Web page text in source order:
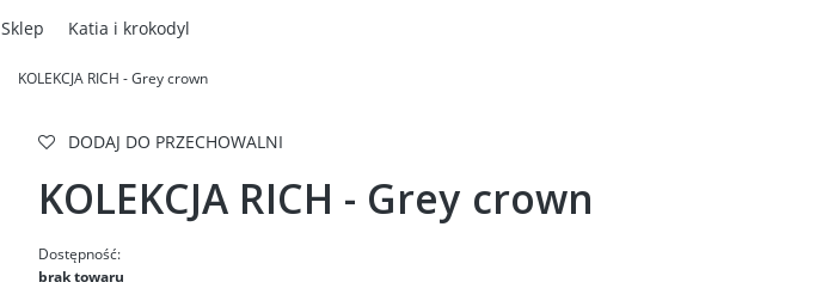
Sklep Katia i krokodyl
KOLEKCJA RICH - Grey crown
DODAJ DO PRZECHOWALNI
KOLEKCJA RICH - Grey crown
Dostępność:
brak towaru